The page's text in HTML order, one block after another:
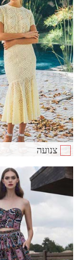
צנועה